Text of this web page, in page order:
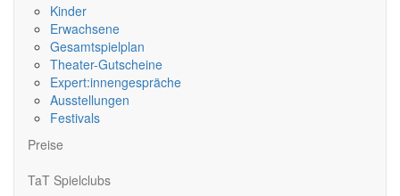
Kinder
Erwachsene
Gesamtspielplan
Theater-Gutscheine
Expert:innengespräche
Ausstellungen
Festivals
Preise
TaT Spielclubs